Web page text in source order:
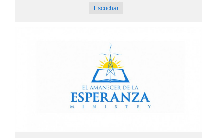
Escuchar